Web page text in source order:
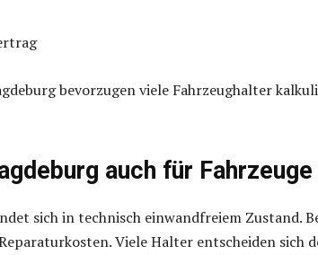
bevorzugen viele Fahrzeughalter
auch für
sich in technisch einwandfreiem Zustand.
Viele Halter entscheiden sich